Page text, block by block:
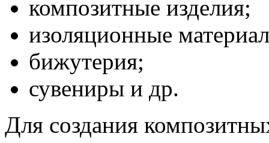
композитные изделия;
изоляционные
бижутерия;
сувениры и др.
Для создания